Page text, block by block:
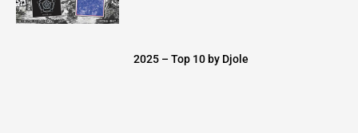
2025 – Top 10 by Djole